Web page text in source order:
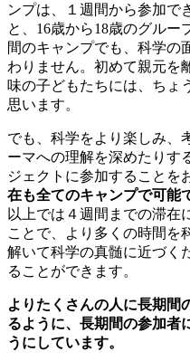
ンプは、１週間から参加で
と、16歳から18歳のグルー
間のキャンプでも、科学の
わりません。初めて親元を
味の子どもたちには、ちょ
思います。
でも、科学をより楽しみ、
ーマへの理解を深めたりす
ジェクトに参加することを
在も全てのキャンプで可能
以上では４週間までの滞在
ことで、より多くの時間を
解いて科学の真髄に近づく
ることができます。
よりたくさんの人に長期間
るように、長期間の参加者
うにしています。